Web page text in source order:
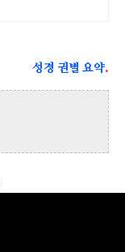
성경 권별 요약.